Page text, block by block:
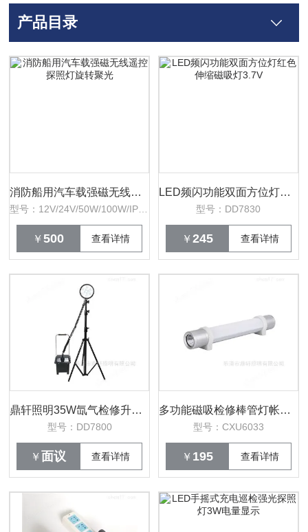
产品目录
消防船用汽车载强磁无线遥控探照灯旋转聚光
￥500 查看详情
LED频闪功能双面方位灯红色伸缩磁吸灯3.7V
型号：DD7830
￥245 查看详情
鼎轩照明35W氙气检修升降泛光强光工作灯
型号：DD7800
￥ 面议 查看详情
多功能磁吸检修棒管灯帐篷悬挂泛光防水
型号：CXU6033
￥ 195 查看详情